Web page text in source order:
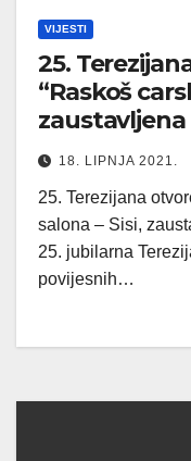
VIJESTI
25.
“Raskoš
vremena!”
18. LIPNJA 2021.
25. Terezijana
salona – Sisi,
25. jubilarna
povijesnih…